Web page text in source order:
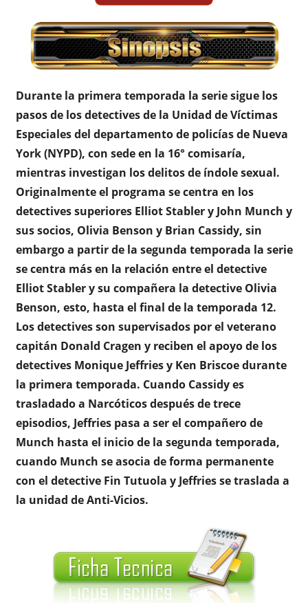
Durante la primera temporada la serie sigue los
pasos de los detectives de la Unidad de Víctimas
Especiales del departamento de policías de Nueva
York (NYPD), con sede en la 16° comisaría,
mientras investigan los delitos de índole sexual.
Originalmente el programa se centra en los
detectives superiores Elliot Stabler y John Munch y
sus socios, Olivia Benson y Brian Cassidy, sin
embargo a partir de la segunda temporada la serie
se centra más en la relación entre el detective
Elliot Stabler y su compañera la detective Olivia
Benson, esto, hasta el final de la temporada 12.
Los detectives son supervisados por el veterano
capitán Donald Cragen y reciben el apoyo de los
detectives Monique Jeffries y Ken Briscoe durante
la primera temporada. Cuando Cassidy es
trasladado a Narcóticos después de trece
episodios, Jeffries pasa a ser el compañero de
Munch hasta el inicio de la segunda temporada,
cuando Munch se asocia de forma permanente
con el detective Fin Tutuola y Jeffries se traslada a
la unidad de Anti-Vicios.